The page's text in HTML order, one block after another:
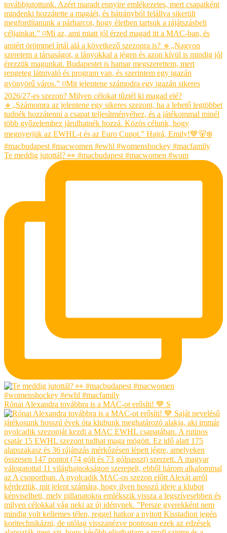
Te meddig jutottál? 👀 #macbudapest #macwomen #wom
Rónai Alexandra továbbra is a MAC-ot erősíti! 💙 S